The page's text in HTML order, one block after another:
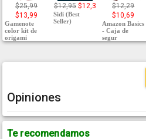
$25,99
$13,99
Gamenote
color kit de
origami
$12,95 $12,3
Sidi (Best
Seller)
$12,29
$10,69
Amazon Basics
- Caja de
segur
Opiniones
Te recomendamos